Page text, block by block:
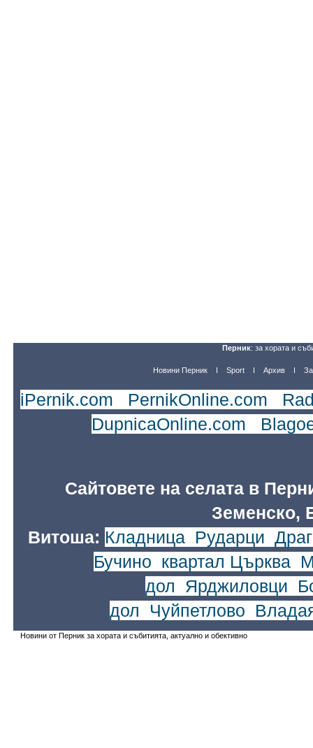
Перник: за хората и
Новини Перник Sport Архив
iPernik.com PernikOnline.com
DupnicaOnline.com
Сайтовете на селата в
Земенско,
Витоша: Кладница, Рударци
Бучино квартал Църква
дол
Ярджиловци
дол
Чуйпетлово
Новини от Перник за хората и събитията, актуално и обективно